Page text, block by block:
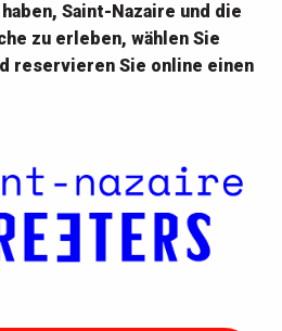
Saint-Nazaire und die
zu erleben, wählen Sie
reservieren Sie online einen